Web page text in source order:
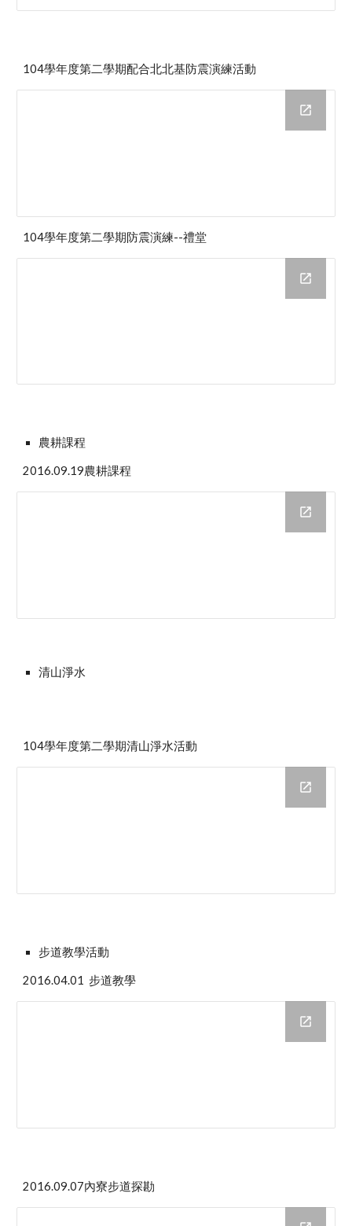
104學年度第二學期配合北北基防震演練活動
104學年度第二學期防震演練--禮堂
農耕課程
2016.09.19農耕課程
清山淨水
104學年度第二學期清山淨水活動
步道教學活動
2016.04.01  步道教學
2016.09.07內寮步道探勘